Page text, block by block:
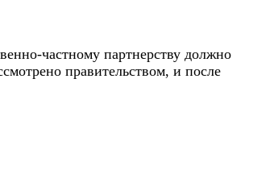
частному партнерству должно
правительством, и после